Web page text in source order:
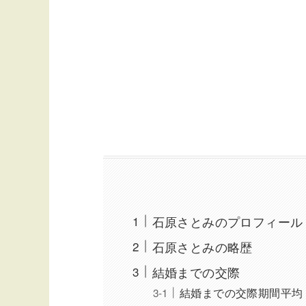
石原さとみのプロフィール
石原さとみの略歴
結婚までの交際
結婚までの交際期間平均